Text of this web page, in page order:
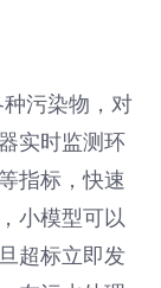
污染物，对
实时监测环
指标，快速
小模型可以
超标立即发